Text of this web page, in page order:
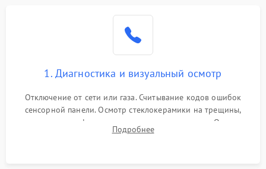
1. Диагностика и визуальный осмотр
Отключение от сети или газа. Считывание кодов ошибок
сенсорной панели. Осмотр стеклокерамики на трещины,
проверка конфорок на равномерность нагрева. Опрос
клиента о симптомах (не включается, не видит посуду,
Подробнее